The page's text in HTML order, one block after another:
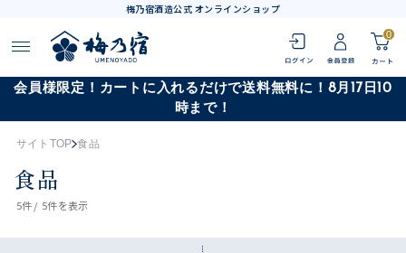
梅乃宿酒造公式 オンラインショップ
0
会員様限定！カートに入れるだけで送料無料に！8月17日10
時まで！
サイトTOP 食品
食品
5件 / 5件を表示